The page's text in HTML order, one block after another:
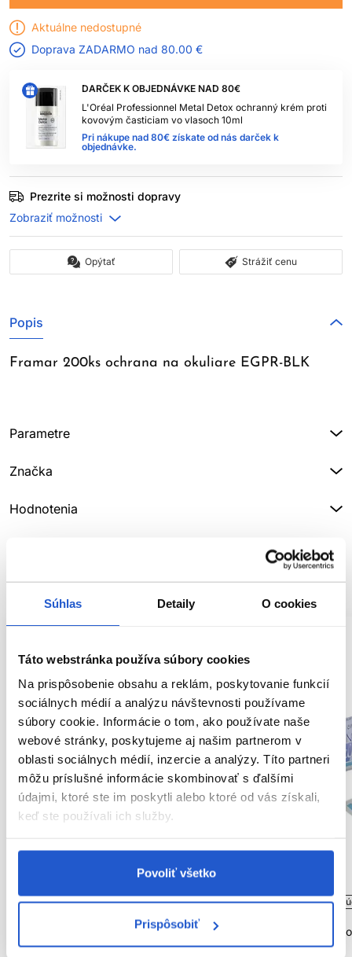
Súhlas Detaily O cookies
Táto webstránka používa súbory cookies
Na prispôsobenie obsahu a reklám, poskytovanie funkcií
sociálnych médií a analýzu návštevnosti používame
súbory cookie. Informácie o tom, ako používate naše
webové stránky, poskytujeme aj našim partnerom v
oblasti sociálnych médií, inzercie a analýzy. Títo partneri
môžu príslušné informácie skombinovať s ďalšími
údajmi, ktoré ste im poskytli alebo ktoré od vás získali,
keď ste používali ich služby.
Povoliť všetko
Prispôsobiť
DARČEK K OBJEDNÁVKE NAD 80€
L'Oréal Professionnel Metal Detox ochranný krém proti
kovovým časticiam vo vlasoch 10ml
Pri nákupe nad 80€ získate od nás darček k
objednávke.
Aktuálne nedostupné
Doprava ZADARMO nad 80.00 €
Prezrite si možnosti dopravy
Opýtať Strážiť cenu
Popis
Framar 200ks ochrana na okuliare EGPR-BLK
Parametre
Značka
Hodnotenia
SÚVISIACE PRODUKTY
Oficiálna distribúcia
Sibel 5x100ks ochranné papieriky na krk,
vodeodolné
Oficiálna
Sibel 5x100ks
vodeodolné